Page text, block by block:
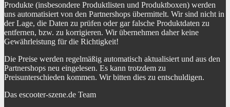
Produkte (insbesondere Produktlisten und Produktboxen) werden
uns automatisiert von den Partnershops übermittelt. Wir sind nicht in
der Lage, die Daten zu prüfen oder gar falsche Produktdaten zu
entfernen, bzw. zu korrigieren. Wir übernehmen daher keine
Gewährleistung für die Richtigkeit!
Die Preise werden regelmäßig automatisch aktualisiert und aus den
Partnershops neu eingelesen. Es kann trotzdem zu
Preisunterschieden kommen. Wir bitten dies zu entschuldigen.
Das escooter-szene.de Team